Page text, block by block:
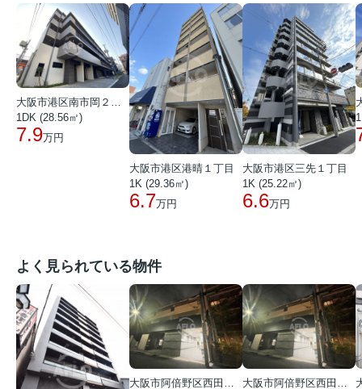
大阪市港区南市岡２丁目
1DK (28.56㎡)
7.9万円
大阪市港区港晴１丁目
1K (29.36㎡)
6.7万円
大阪市港区三先１丁目
1K (25.22㎡)
6.6万円
よく見られている物件
大阪市阿倍野区西田辺町１丁目
大阪市阿倍野区西田辺町１丁目